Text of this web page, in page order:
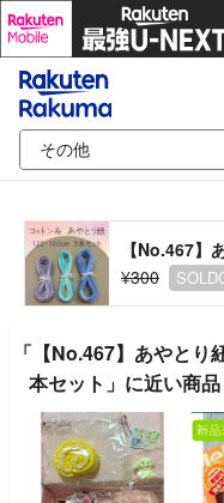
¥300
「【No.467】あやと
本セット」に近い商品